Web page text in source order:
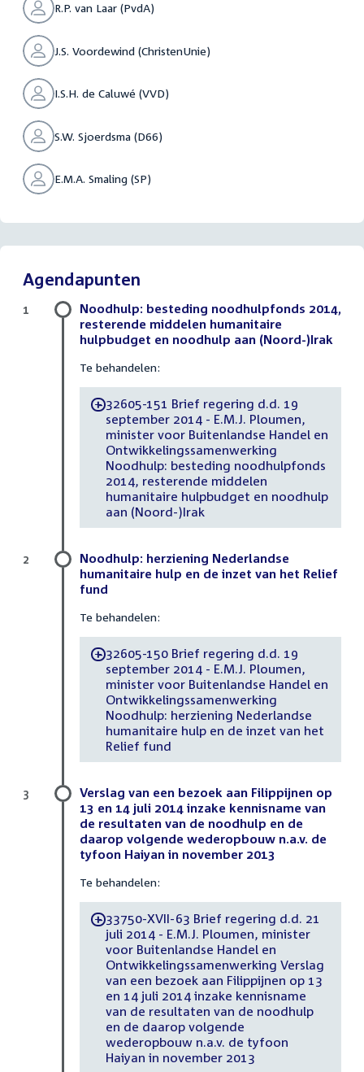
R.P. van Laar (PvdA)
J.S. Voordewind (ChristenUnie)
I.S.H. de Caluwé (VVD)
S.W. Sjoerdsma (D66)
E.M.A. Smaling (SP)
Agendapunten
Noodhulp: besteding noodhulpfonds 2014,
resterende middelen humanitaire
hulpbudget en noodhulp aan (Noord-)Irak
Te behandelen:
-32605-151 Brief regering d.d. 19
september 2014 - E.M.J. Ploumen,
minister voor Buitenlandse Handel en
Ontwikkelingssamenwerking
Noodhulp: besteding noodhulpfonds
2014, resterende middelen
humanitaire hulpbudget en noodhulp
aan (Noord-)Irak
1
Noodhulp: herziening Nederlandse
humanitaire hulp en de inzet van het Relief
fund
Te behandelen:
-32605-150 Brief regering d.d. 19
september 2014 - E.M.J. Ploumen,
minister voor Buitenlandse Handel en
Ontwikkelingssamenwerking
Noodhulp: herziening Nederlandse
humanitaire hulp en de inzet van het
Relief fund
2
Verslag van een bezoek aan Filippijnen op
13 en 14 juli 2014 inzake kennisname van
de resultaten van de noodhulp en de
daarop volgende wederopbouw n.a.v. de
tyfoon Haiyan in november 2013
Te behandelen:
-33750-XVII-63 Brief regering d.d. 21
juli 2014 - E.M.J. Ploumen, minister
voor Buitenlandse Handel en
Ontwikkelingssamenwerking Verslag
van een bezoek aan Filippijnen op 13
en 14 juli 2014 inzake kennisname
van de resultaten van de noodhulp
en de daarop volgende
wederopbouw n.a.v. de tyfoon
Haiyan in november 2013
3